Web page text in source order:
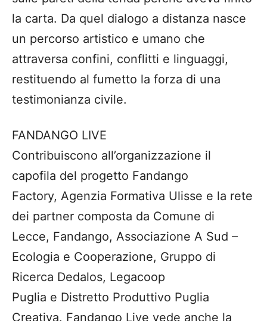
la carta. Da quel dialogo a distanza nasce
un percorso artistico e umano che
attraversa confini, conflitti e linguaggi,
restituendo al fumetto la forza di una
testimonianza civile.
FANDANGO LIVE
Contribuiscono all’organizzazione il
capofila del progetto Fandango
Factory, Agenzia Formativa Ulisse e la rete
dei partner composta da Comune di
Lecce, Fandango, Associazione A Sud –
Ecologia e Cooperazione, Gruppo di
Ricerca Dedalos, Legacoop
Puglia e Distretto Produttivo Puglia
Creativa. Fandango Live vede anche la